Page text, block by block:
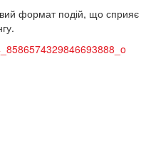
формат подій, що сприяє